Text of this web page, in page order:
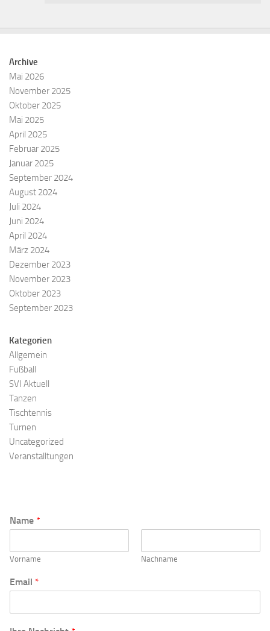
Archive
Mai 2026
November 2025
Oktober 2025
Mai 2025
April 2025
Februar 2025
Januar 2025
September 2024
August 2024
Juli 2024
Juni 2024
April 2024
März 2024
Dezember 2023
November 2023
Oktober 2023
September 2023
Kategorien
Allgemein
Fußball
SVI Aktuell
Tanzen
Tischtennis
Turnen
Uncategorized
Veranstalltungen
Name *
Vorname Nachname
N
a
e
Email *